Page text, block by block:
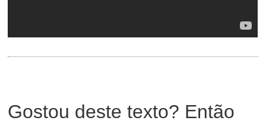
Gostou deste texto? Então